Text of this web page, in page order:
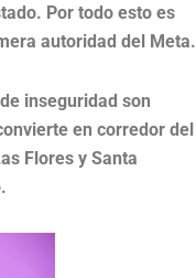
Por todo esto es
autoridad del Meta.
inseguridad son
en corredor del
Flores y Santa